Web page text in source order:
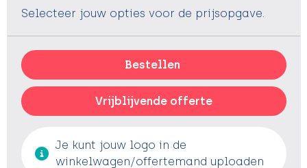
Selecteer jouw opties voor de prijsopgave.
Bestellen
Vrijblijvende offerte
Je kunt jouw logo in de
winkelwagen/offertemand uploaden